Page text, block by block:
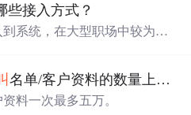
些接入方式？
系统，在大型职场中较为常
也能在一定程度上降低整体
际广泛使用的接入方式，既
名单/客户资料的数量上限，okcc通话声音小有哪几种处理办法？
料一次最多五万。